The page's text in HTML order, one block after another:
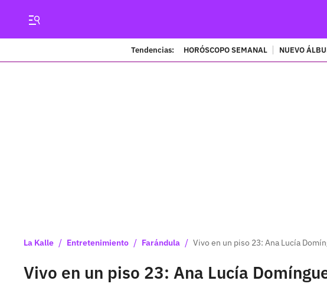
Tendencias: HORÓSCOPO SEMANAL NUEVO
La Kalle / Entretenimiento / Farándula / Vivo en un piso 23: Ana Lucía
Vivo en un piso 23: Ana Lucía